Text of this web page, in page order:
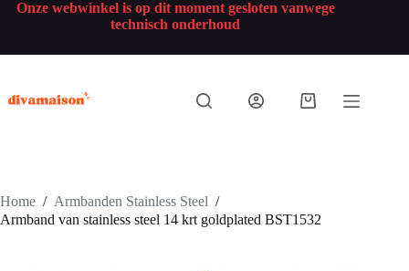
Onze webwinkel is op dit moment gesloten vanwege
technisch onderhoud
Home / Armbanden Stainless Steel /
Armband van stainless steel 14 krt goldplated BST1532